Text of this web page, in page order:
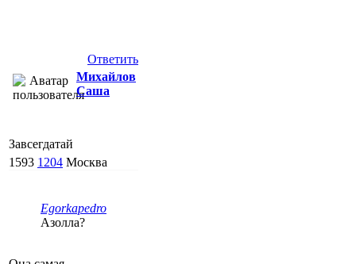
Ответить
Михайлов
Саша
Завсегдатай
1593 1204 Москва
Egorkapedro
Азолла?